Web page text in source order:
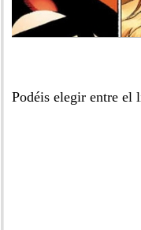
Podéis elegir entre el